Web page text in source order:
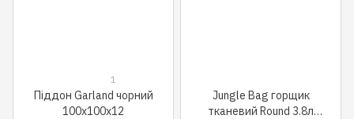
1
Піддон Garland чорний
100x100x12
Jungle Bag горщик
тканевий Round 3.8л